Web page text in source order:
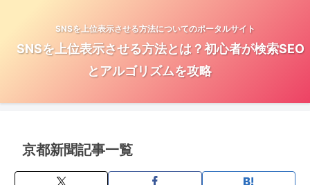
SNSを上位表示させる方法についてのポータルサイト
SNSを上位表示させる方法とは？初心者が検索SEO
とアルゴリズムを攻略
京都新聞記事一覧